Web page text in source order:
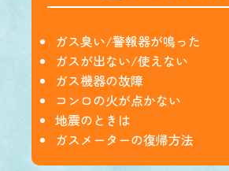
ガス臭い/警報器が鳴った
ガスが出ない/使えない
ガス機器の故障
コンロの火が点かない
地震のときは
ガスメーターの復帰方法